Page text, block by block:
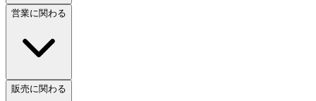
営業に関わる
販売に関わる